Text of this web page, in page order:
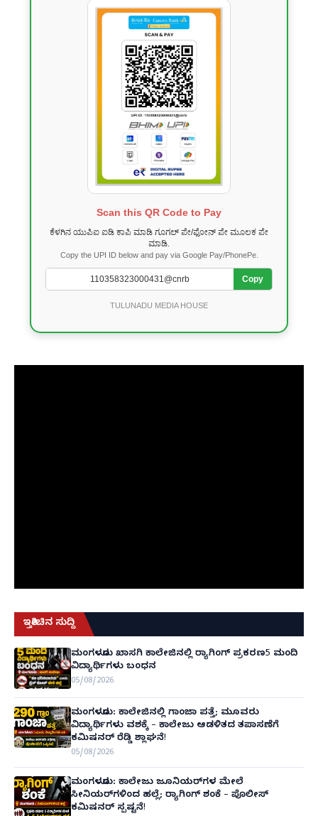
Scan this QR Code to Pay
ಕೆಳಗಿನ ಯುಪಿಐ ಐಡಿ ಕಾಪಿ ಮಾಡಿ ಗೂಗಲ್ ಪೇ/ಫೋನ್ ಪೇ ಮೂಲಕ ಪೇ
ಮಾಡಿ.
Copy the UPI ID below and pay via Google Pay/PhonePe.
Copy
TULUNADU MEDIA HOUSE
ಇತ್ತೀಚಿನ ಸುದ್ದಿ
ಮಂಗಳೂರು ಖಾಸಗಿ ಕಾಲೇಜಿನಲ್ಲಿ ರ‌್ಯಾಗಿಂಗ್ ಪ್ರಕರಣ5 ಮಂದಿ
ವಿದ್ಯಾರ್ಥಿಗಳು ಬಂಧನ
05/08/2026
ಮಂಗಳೂರು: ಕಾಲೇಜಿನಲ್ಲಿ ಗಾಂಜಾ ಪತ್ತೆ; ಮೂವರು
ವಿದ್ಯಾರ್ಥಿಗಳು ವಶಕ್ಕೆ – ಕಾಲೇಜು ಆಡಳಿತದ ತಪಾಸಣೆಗೆ
ಕಮಿಷನರ್ ರೆಡ್ಡಿ ಶ್ಲಾಘನೆ!
05/08/2026
ಮಂಗಳೂರು: ಕಾಲೇಜು ಜೂನಿಯರ್‌ಗಳ ಮೇಲೆ
ಸೀನಿಯರ್‌ಗಳಿಂದ ಹಲ್ಲೆ; ರ‌್ಯಾಗಿಂಗ್ ಶಂಕೆ – ಪೊಲೀಸ್
ಕಮಿಷನರ್ ಸ್ಪಷ್ಟನೆ!